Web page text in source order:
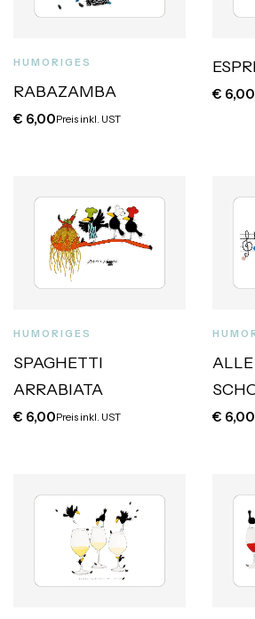
HUMORIGES
RABAZAMBA
€ 6,00Preis inkl. UST
€ 6,00
HUMORIGES
SPAGHETTI
ARRABIATA
€ 6,00Preis inkl. UST € 6,00